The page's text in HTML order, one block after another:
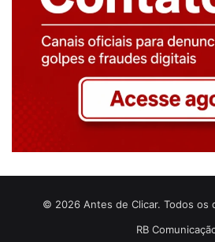
© 2026 Antes de Clicar. Todos os
RB